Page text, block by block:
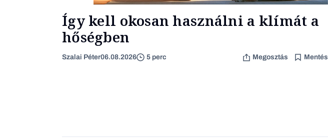
Így kell okosan használni a klímát a
hőségben
Szalai Péter06.08.2026 5 perc Megosztás Mentés